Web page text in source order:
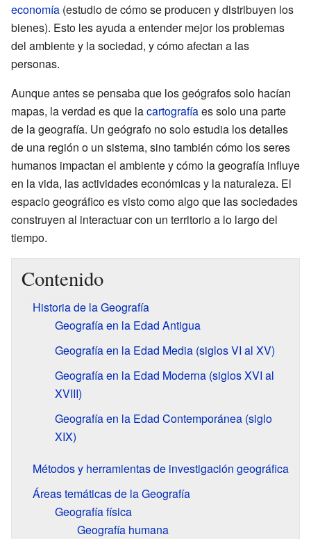
economía (estudio de cómo se producen y distribuyen los
bienes). Esto les ayuda a entender mejor los problemas
del ambiente y la sociedad, y cómo afectan a las
personas.
Aunque antes se pensaba que los geógrafos solo hacían
mapas, la verdad es que lacartografíaes solo una parte
de la geografía. Un geógrafo no solo estudia los detalles
de una región o un sistema, sino también cómo los seres
humanos impactan el ambiente y cómo la geografía influye
en la vida, las actividades económicas y la naturaleza. El
espacio geográfico es visto como algo que las sociedades
construyen al interactuar con un territorio a lo largo del
tiempo.
Contenido
Historia de la Geografía
Geografía en la Edad Antigua
Geografía en la Edad Media (siglos VI al XV)
Geografía en la Edad Moderna (siglos XVI al
XVIII)
Geografía en la Edad Contemporánea (siglo
XIX)
Métodos y herramientas de investigación geográfica
Áreas temáticas de la Geografía
Geografía física
Geografía humana